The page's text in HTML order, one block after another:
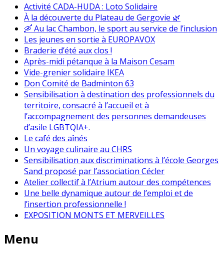
Activité CADA-HUDA : Loto Solidaire
À la découverte du Plateau de Gergovie 🌿
🛶 Au lac Chambon, le sport au service de l’inclusion
Les jeunes en sortie à EUROPAVOX
Braderie d’été aux clos !
Après-midi pétanque à la Maison Cesam
Vide-grenier solidaire IKEA
Don Comité de Badminton 63
Sensibilisation à destination des professionnels du
territoire, consacré à l’accueil et à
l’accompagnement des personnes demandeuses
d’asile LGBTQIA+.
Le café des aînés
Un voyage culinaire au CHRS
Sensibilisation aux discriminations à l’école Georges
Sand proposé par l’association Cécler
Atelier collectif à l’Atrium autour des compétences
Une belle dynamique autour de l’emploi et de
l’insertion professionnelle !
EXPOSITION MONTS ET MERVEILLES
Menu